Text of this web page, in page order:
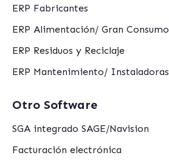
ERP Fabricantes
ERP Alimentación/ Gran Consumo
ERP Residuos y Reciclaje
ERP Mantenimiento/ Instaladoras
Otro Software
SGA integrado SAGE/Navision
Facturación electrónica